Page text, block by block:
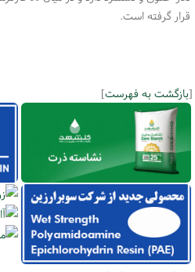
قرار گرفته است.
[بازگشت به فهرست]